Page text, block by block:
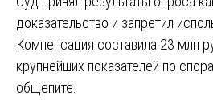
доказательство и запретил
Компенсация составила 23 млн
крупнейших показателей по
общепите.